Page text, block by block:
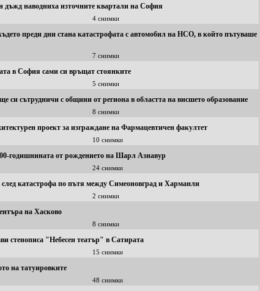
дъжд наводниха източните квартали на София
4 снимки
преди дни стана катастрофата с автомобил на НСО, в който пътуваше
7 снимки
в София сами си връщат стоянките
5 снимки
си сътрудничи с общини от региона в областта на висшето образование
8 снимки
проект за изграждане на Фармацевтичен факултет
10 снимки
годишнината от рождението на Шарл Азнавур
24 снимки
катастрофа по пътя между Симеоновград и Харманли
2 снимки
на Хасково
8 снимки
стенописа "Небесен театър" в Сатирата
15 снимки
на татуировките
48 снимки